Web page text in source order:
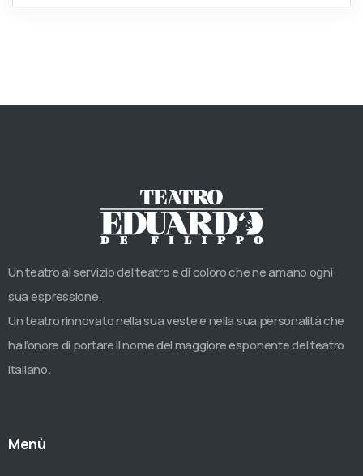
Un teatro al servizio del teatro e di coloro che ne amano ogni
sua espressione.
Un teatro rinnovato nella sua veste e nella sua personalità che
ha l’onore di portare il nome del maggiore esponente del teatro
italiano.
Menù